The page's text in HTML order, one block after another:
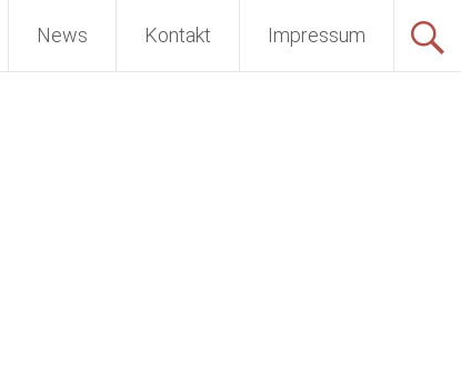
News Kontakt Impressum